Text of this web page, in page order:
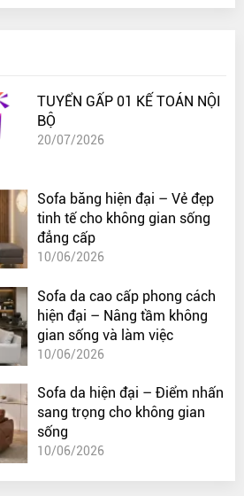
TUYỂN GẤP 01 KẾ TOÁN NỘI
BỘ
20/07/2026
Sofa băng hiện đại – Vẻ đẹp
tinh tế cho không gian sống
đẳng cấp
10/06/2026
Sofa da cao cấp phong cách
hiện đại – Nâng tầm không
gian sống và làm việc
10/06/2026
Sofa da hiện đại – Điểm nhấn
sang trọng cho không gian
sống
10/06/2026